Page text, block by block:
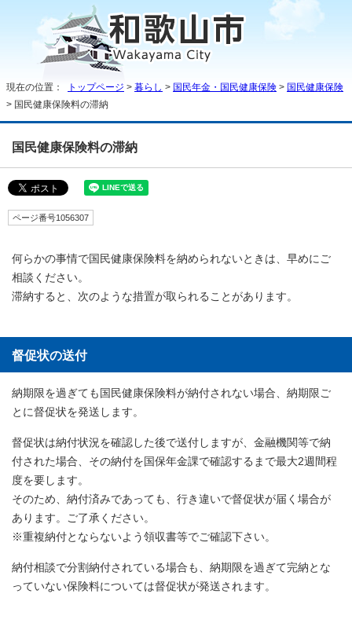
現在の位置： トップページ > 暮らし > 国民年金・国民健康保険 > 国民健康保険
> 国民健康保険料の滞納
国民健康保険料の滞納
ページ番号1056307
何らかの事情で国民健康保険料を納められないときは、早めにご
相談ください。
滞納すると、次のような措置が取られることがあります。
督促状の送付
納期限を過ぎても国民健康保険料が納付されない場合、納期限ご
とに督促状を発送します。
督促状は納付状況を確認した後で送付しますが、金融機関等で納
付された場合、その納付を国保年金課で確認するまで最大2週間程
度を要します。
そのため、納付済みであっても、行き違いで督促状が届く場合が
あります。ご了承ください。
※重複納付とならないよう領収書等でご確認下さい。
納付相談で分割納付されている場合も、納期限を過ぎて完納とな
っていない保険料については督促状が発送されます。